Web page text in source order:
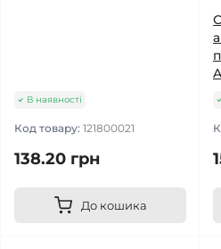
В наявності
Код товару: 121800021
138.20 грн
До кошика